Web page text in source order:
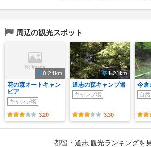
周辺の観光スポット
0.24km
花の森オートキャン
ピア
キャンプ場
3.20
1.21km
道志の森キャンプ場
キャンプ場
3.30
今倉
自
都留・道志 観光ランキングを